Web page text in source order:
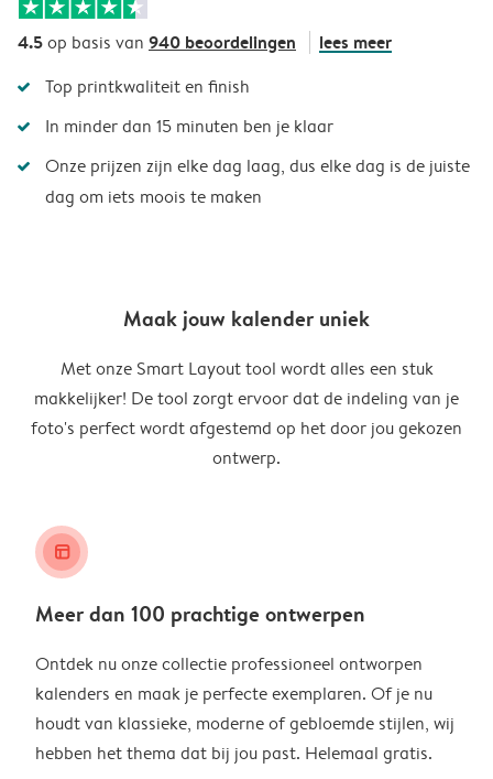
4.5op basis van 940 beoordelingen lees meer
Top printkwaliteit en finish
In minder dan 15 minuten ben je klaar
Onze prijzen zijn elke dag laag, dus elke dag is de juiste
dag om iets moois te maken
Maak jouw kalender uniek
Met onze Smart Layout tool wordt alles een stuk
makkelijker! De tool zorgt ervoor dat de indeling van je
foto's perfect wordt afgestemd op het door jou gekozen
ontwerp.
layout_alt
Meer dan 100 prachtige ontwerpen
Ontdek nu onze collectie professioneel ontworpen
kalenders en maak je perfecte exemplaren. Of je nu
houdt van klassieke, moderne of gebloemde stijlen, wij
hebben het thema dat bij jou past. Helemaal gratis.